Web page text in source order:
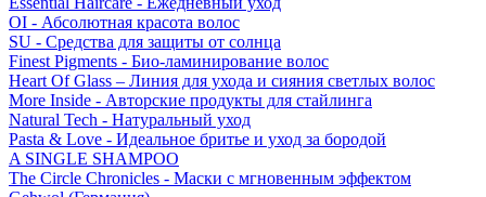
OI - Абсолютная красота волос
SU - Средства для защиты от солнца
Finest Pigments - Био-ламинирование волос
Heart Of Glass – Линия для ухода и сияния светлых волос
More Inside - Авторские продукты для стайлинга
Natural Tech - Натуральный уход
Pasta & Love - Идеальное бритье и уход за бородой
A SINGLE SHAMPOO
The Circle Chronicles - Маски с мгновенным эффектом